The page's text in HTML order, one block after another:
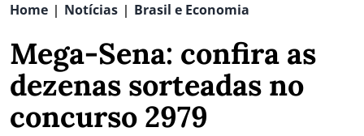
Home | Notícias | Brasil e Economia
Mega-Sena: confira as
dezenas sorteadas no
concurso 2979